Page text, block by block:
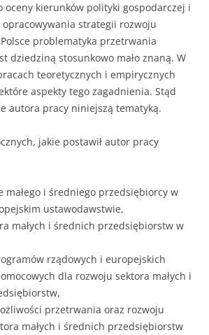
oceny kierunków polityki gospodarczej i
opracowywania strategii rozwoju
problematyka przetrwania
dziedziną stosunkowo mało znaną. W
teoretycznych i empirycznych
aspekty tego zagadnienia. Stąd
autora pracy niniejszą tematyką.
jakie postawił autor pracy
małego i średniego przedsiębiorcy w
ustawodawstwie,
małych i średnich przedsiębiorstw w
rządowych i europejskich
dla rozwoju sektora małych i
przetrwania oraz rozwoju
małych i średnich przedsiębiorstw